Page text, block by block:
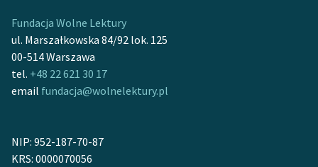
O projekcie
Zespół
Logotypy
Fundacja Wolne Lektury
ul. Marszałkowska 84/92 lok. 125
00-514 Warszawa
tel. +48 22 621 30 17
email fundacja@wolnelektury.pl
NIP: 952-187-70-87
KRS: 0000070056